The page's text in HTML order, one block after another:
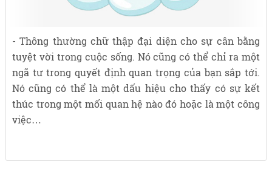
- Thông thường chữ thập đại diện cho sự cân bằng
tuyệt vời trong cuộc sống. Nó cũng có thể chỉ ra một
ngã tư trong quyết định quan trọng của bạn sắp tới.
Nó cũng có thể là một dấu hiệu cho thấy có sự kết
thúc trong một mối quan hệ nào đó hoặc là một công
việc…